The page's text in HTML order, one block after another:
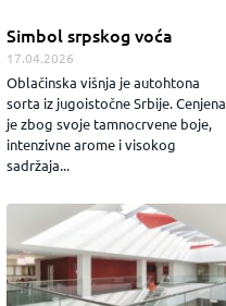
Simbol srpskog voća
17.04.2026
Oblačinska višnja je autohtona
sorta iz jugoistočne Srbije. Cenjena
je zbog svoje tamnocrvene boje,
intenzivne arome i visokog
sadržaja...